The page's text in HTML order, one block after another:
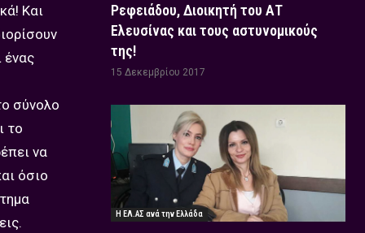
Και
ένας
σύνολο
το
να
όσιο
Ρεφειάδου, Διοικητή του ΑΤ
Ελευσίνας και τους αστυνομικούς
της!
15 Δεκεμβρίου 2017
Η ΕΛ.ΑΣ ανά την Ελλάδα